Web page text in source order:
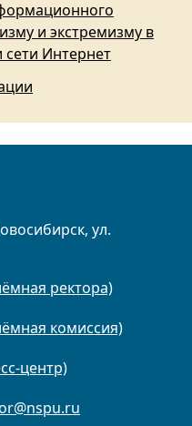
и экстремизму в
сети Интернет
ул.
ректора)
комиссия)
центр)